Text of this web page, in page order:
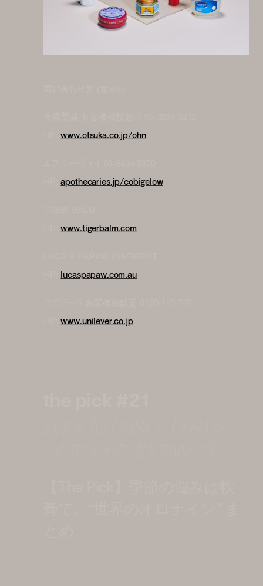
HP:www.otsuka.co.jp/ohn
HP:apothecaries.jp/cobigelow
HP:www.tigerbalm.com
lucaspapaw.com.au
HP:www.unilever.co.jp